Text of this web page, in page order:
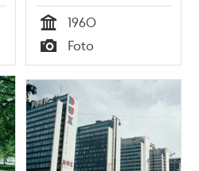
Tid
1960
Typ
Foto